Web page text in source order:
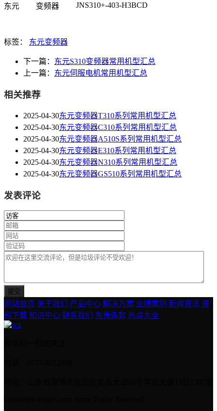
东元
变频器 JNS310+-403-H3BCD
标签： 东元变频器
下一篇： 东元S310变频器常用机型汇总
上一篇： 东元伺服电机常用机型汇总
相关推荐
2025-04-30东元变频器T310系列常用机型汇总
2025-04-30东元变频器C310系列常用机型汇总
2025-04-30东元变频器A510S系列常用机型汇总
2025-04-30东元变频器E310系列常用机型汇总
2025-04-30东元变频器N310系列常用机型汇总
2025-04-30东元变频器GS510系列常用机型汇总
发表评论
网站首页 关于我们 产品中心 解决方案 业绩案例 新闻资讯 资
料下载 知识中心 联系我们 免责条款 热点大全